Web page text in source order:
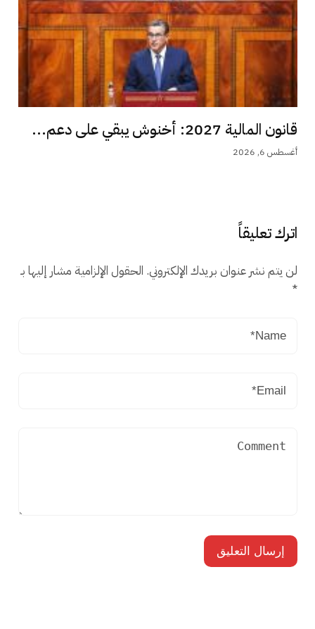
قانون المالية 2027: أخنوش يبقي على دعم...
أغسطس 6, 2026
اترك تعليقاً
لن يتم نشر عنوان بريدك الإلكتروني. الحقول الإلزامية مشار إليها بـ
*